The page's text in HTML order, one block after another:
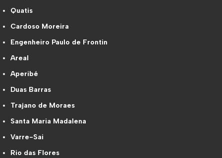
Quatis
Cardoso Moreira
Engenheiro Paulo de Frontin
Areal
Aperibé
Duas Barras
Trajano de Moraes
Santa Maria Madalena
Varre-Sai
Rio das Flores